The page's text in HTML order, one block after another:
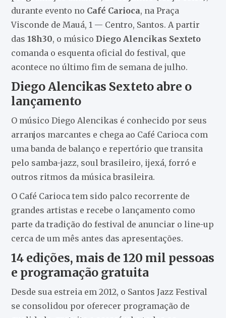
durante evento no Café Carioca, na Praça
Visconde de Mauá, 1 — Centro, Santos. A partir
das 18h30, o músico Diego Alencikas Sexteto
comanda o esquenta oficial do festival, que
acontece no último fim de semana de julho.
Diego Alencikas Sexteto abre o
lançamento
O músico Diego Alencikas é conhecido por seus
arranjos marcantes e chega ao Café Carioca com
uma banda de balanço e repertório que transita
pelo samba-jazz, soul brasileiro, ijexá, forró e
outros ritmos da música brasileira.
O Café Carioca tem sido palco recorrente de
grandes artistas e recebe o lançamento como
parte da tradição do festival de anunciar o line-up
cerca de um mês antes das apresentações.
14 edições, mais de 120 mil pessoas
e programação gratuita
Desde sua estreia em 2012, o Santos Jazz Festival
se consolidou por oferecer programação de